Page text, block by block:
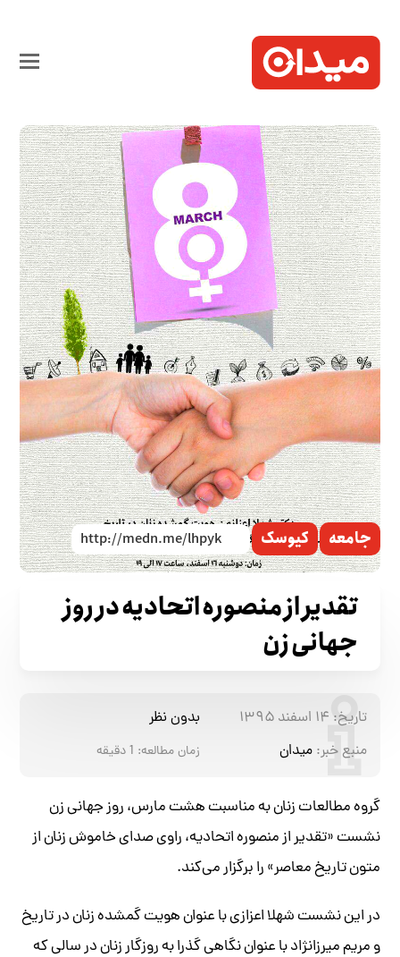
جامعه کیوسک
تقدیر از منصوره اتحادیه در روز
جهانی زن
تاریخ: ۱۴ اسفند ۱۳۹۵
بدون نظر
منبع خبر: میدان زمان مطالعه: 1دقیقه
گروه مطالعات زنان به مناسبت هشت مارس، روز جهانی زن
نشست «تقدیر از منصوره اتحادیه، راوی صدای خاموش زنان از
متون تاریخ معاصر» را برگزار می‌کند.
در این نشست شهلا اعزازی با عنوان هویت گمشده زنان در تاریخ
و مریم میرزانژاد با عنوان نگاهی گذرا به روزگار زنان در سالی که